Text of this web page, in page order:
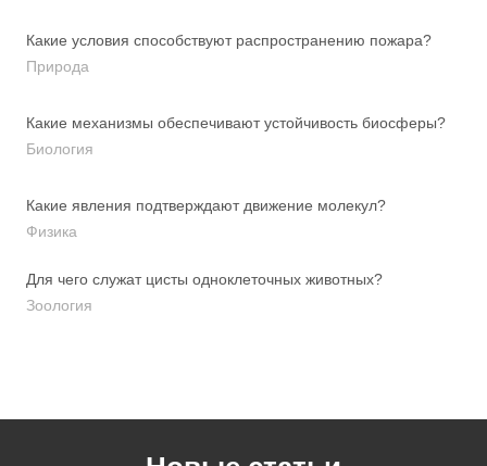
Какие условия способствуют распространению пожара?
Природа
Какие механизмы обеспечивают устойчивость биосферы?
Биология
Какие явления подтверждают движение молекул?
Физика
Для чего служат цисты одноклеточных животных?
Зоология